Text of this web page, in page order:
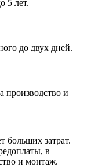
5 лет.
до двух дней.
производство и
больших затрат.
в
и монтаж.